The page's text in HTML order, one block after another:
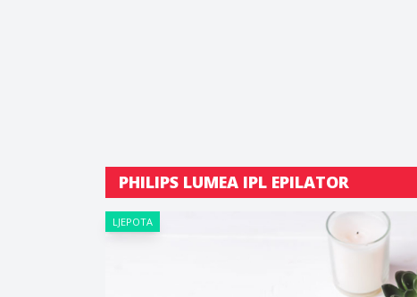
PHILIPS LUMEA IPL EPILATOR
LJEPOTA